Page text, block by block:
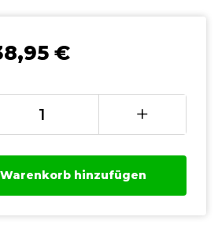
€
+
hinzufügen